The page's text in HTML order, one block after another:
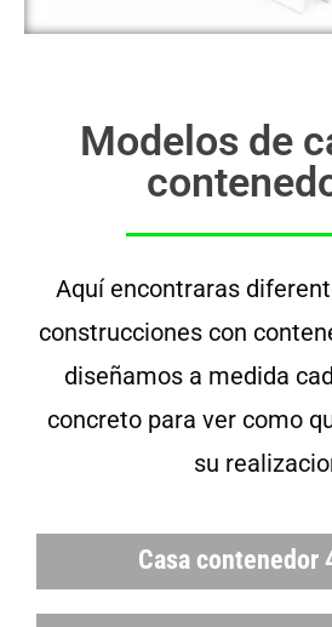
Modelos de
Aquí encontraras
construcciones con
diseñamos a medida
concreto para ver como
su
Casa contenedor